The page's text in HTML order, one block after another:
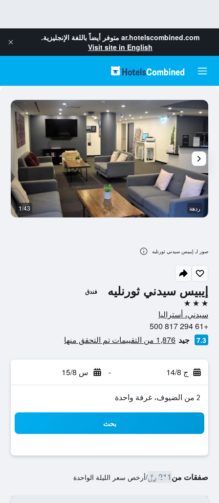
ar.hotelscombined.com متوفر أيضاً باللغة الإنجليزية.
Visit site in English
إيبيس سيدني ثورنليه فندق
3 نجوم
سيدني، أستراليا
+61 294 817 500
7.3 جيد 1,876 من التقييمات تم التحقق منها
ج 14/8 - س 15/8
2 من الضيوف، غرفة واحدة
بحث
صفقات من211 ﷼ /أرخص سعر الليلة الواحدة
ردهة 1/43
صور لـ إيبيس سيدني ثورنليه